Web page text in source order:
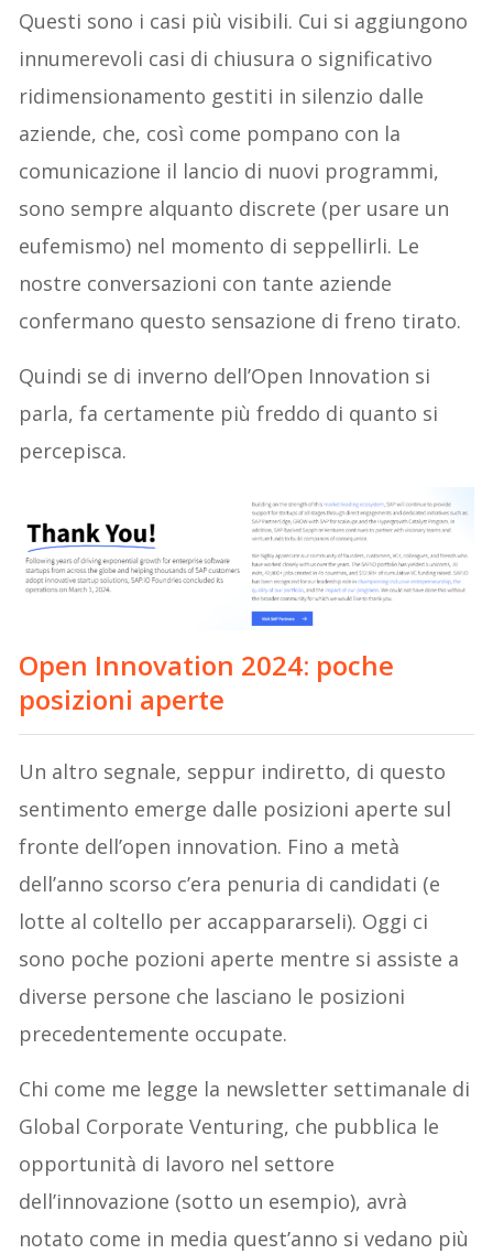
Questi sono i casi più visibili. Cui si aggiungono
innumerevoli casi di chiusura o significativo
ridimensionamento gestiti in silenzio dalle
aziende, che, così come pompano con la
comunicazione il lancio di nuovi programmi,
sono sempre alquanto discrete (per usare un
eufemismo) nel momento di seppellirli. Le
nostre conversazioni con tante aziende
confermano questo sensazione di freno tirato.
Quindi se di inverno dell’Open Innovation si
parla, fa certamente più freddo di quanto si
percepisca.
Open Innovation 2024: poche
posizioni aperte
Un altro segnale, seppur indiretto, di questo
sentimento emerge dalle posizioni aperte sul
fronte dell’open innovation. Fino a metà
dell’anno scorso c’era penuria di candidati (e
lotte al coltello per accappararseli). Oggi ci
sono poche pozioni aperte mentre si assiste a
diverse persone che lasciano le posizioni
precedentemente occupate.
Chi come me legge la newsletter settimanale di
Global Corporate Venturing, che pubblica le
opportunità di lavoro nel settore
dell’innovazione (sotto un esempio), avrà
notato come in media quest’anno si vedano più